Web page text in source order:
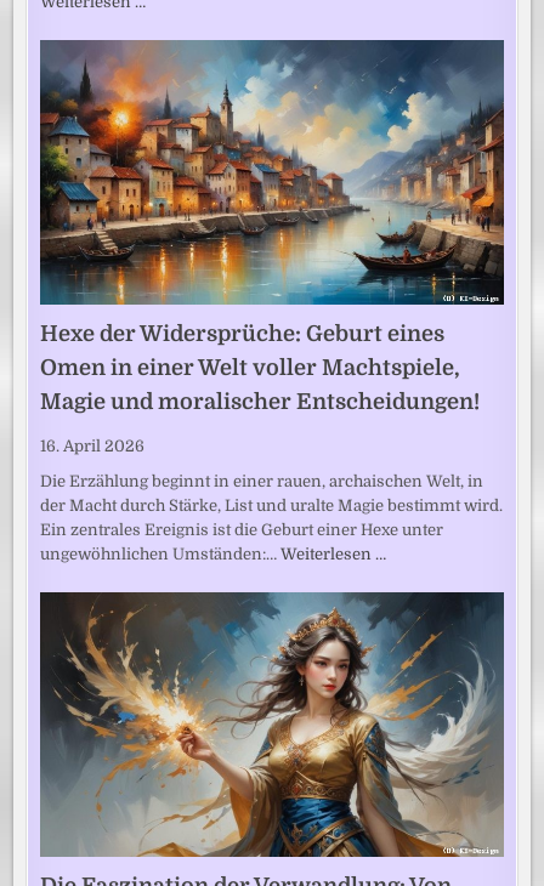
Hexe der Widersprüche: Geburt eines
Omen in einer Welt voller Machtspiele,
Magie und moralischer Entscheidungen!
16. April 2026
Die Erzählung beginnt in einer rauen, archaischen Welt, in
der Macht durch Stärke, List und uralte Magie bestimmt wird.
Ein zentrales Ereignis ist die Geburt einer Hexe unter
ungewöhnlichen Umständen:…Weiterlesen …